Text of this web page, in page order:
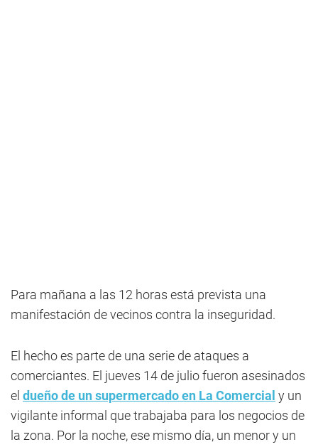
Para mañana a las 12 horas está prevista una
manifestación de vecinos contra la inseguridad.
El hecho es parte de una serie de ataques a
comerciantes. El jueves 14 de julio fueron asesinados
el dueño de un supermercado en La Comercial y un
vigilante informal que trabajaba para los negocios de
la zona. Por la noche, ese mismo día, un menor y un